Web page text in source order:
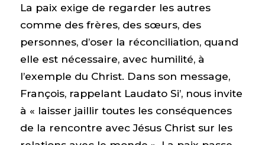
La paix exige de regarder les autres
comme des frères, des sœurs, des
personnes, d’oser la réconciliation, quand
elle est nécessaire, avec humilité, à
l’exemple du Christ. Dans son message,
François, rappelant Laudato Si’, nous invite
à « laisser jaillir toutes les conséquences
de la rencontre avec Jésus Christ sur les